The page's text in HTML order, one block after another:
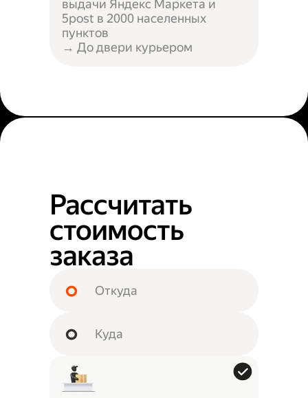
выдачи Яндекс Маркета и
5post в 2000 населенных
пунктов
→ До двери курьером
Рассчитать
стоимость
заказа